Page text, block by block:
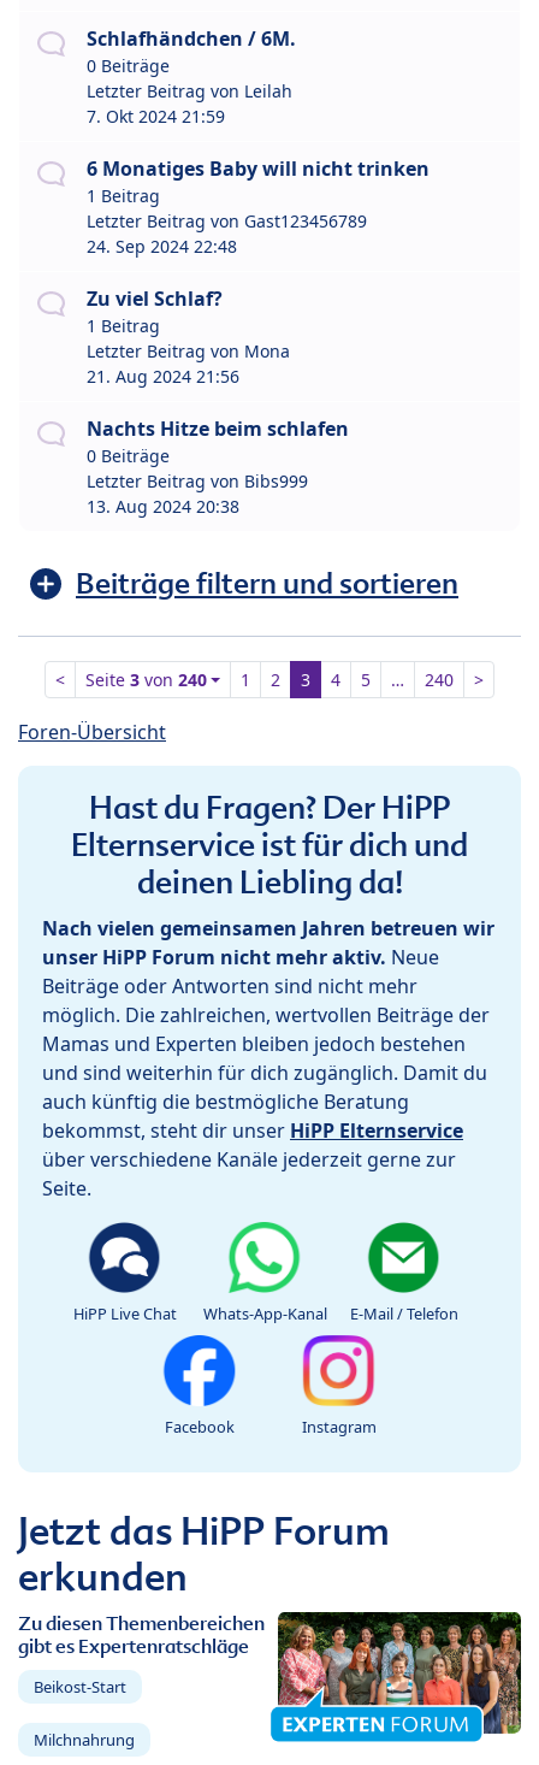
Schlafhändchen / 6M.
0 Beiträge
Letzter Beitrag von Leilah
7. Okt 2024 21:59
6 Monatiges Baby will nicht trinken
1 Beitrag
Letzter Beitrag von Gast123456789
24. Sep 2024 22:48
Zu viel Schlaf?
1 Beitrag
Letzter Beitrag von Mona
21. Aug 2024 21:56
Nachts Hitze beim schlafen
0 Beiträge
Letzter Beitrag von Bibs999
13. Aug 2024 20:38
Beiträge filtern und sortieren
< Seite 3von 240 1 2 3 4 5 … 240 >
Foren-Übersicht
Hast du Fragen? Der HiPP
Elternservice ist für dich und
deinen Liebling da!
Nach vielen gemeinsamen Jahren betreuen wir
unser HiPP Forum nicht mehr aktiv. Neue
Beiträge oder Antworten sind nicht mehr
möglich. Die zahlreichen, wertvollen Beiträge der
Mamas und Experten bleiben jedoch bestehen
und sind weiterhin für dich zugänglich. Damit du
auch künftig die bestmögliche Beratung
bekommst, steht dir unser HiPP Elternservice
über verschiedene Kanäle jederzeit gerne zur
Seite.
HiPP Live Chat Whats-App-Kanal E-Mail / Telefon
Facebook Instagram
Jetzt das HiPP Forum
erkunden
Zu diesen Themenbereichen
gibt es Expertenratschläge
Beikost-Start
Milchnahrung